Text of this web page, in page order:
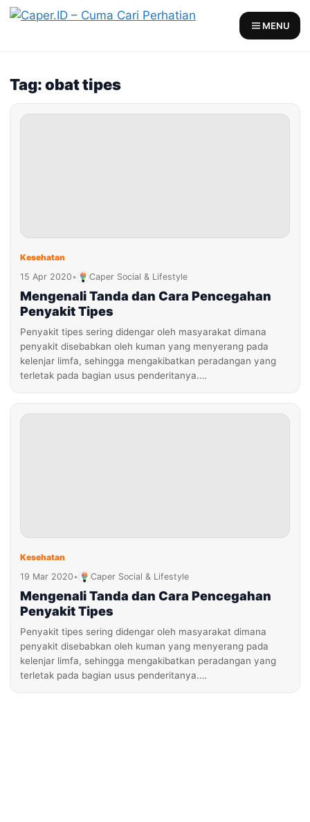
Skip
MENU
Tag: obat tipes
Kesehatan
15 Apr 2020• Caper Social & Lifestyle
Mengenali Tanda dan Cara Pencegahan
Penyakit Tipes
Penyakit tipes sering didengar oleh masyarakat dimana
penyakit disebabkan oleh kuman yang menyerang pada
kelenjar limfa, sehingga mengakibatkan peradangan yang
terletak pada bagian usus penderitanya.…
Kesehatan
19 Mar 2020• Caper Social & Lifestyle
Mengenali Tanda dan Cara Pencegahan
Penyakit Tipes
Penyakit tipes sering didengar oleh masyarakat dimana
penyakit disebabkan oleh kuman yang menyerang pada
kelenjar limfa, sehingga mengakibatkan peradangan yang
terletak pada bagian usus penderitanya.…